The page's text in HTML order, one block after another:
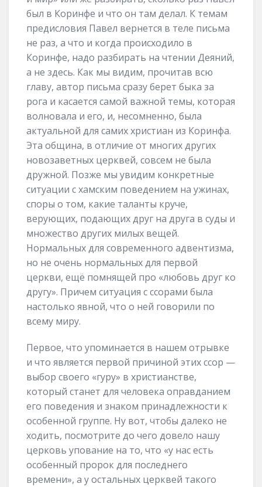
был в Коринфе и что он там делал. К темам
предисловия Павел вернется в теле письма
не раз, а что и когда происходило в
Коринфе, надо разбирать на чтении Деяний,
а не здесь. Как мы видим, прочитав всю
главу, автор письма сразу берет быка за
рога и касается самой важной темы, которая
волновала и его, и, несомненно, была
актуальной для самих христиан из Коринфа.
Эта община, в отличие от многих других
новозаветных церквей, совсем не была
дружной. Позже мы увидим конкретные
ситуации с хамским поведением на ужинах,
споры о том, какие таланты круче,
верующих, подающих друг на друга в суды и
множество других милых вещей.
Нормальных для современного адвентизма,
но не очень нормальных для первой
церкви, ещё помнящей про «любовь друг ко
другу». Причем ситуация с ссорами была
настолько явной, что о ней говорили по
всему миру.
Первое, что упоминается в нашем отрывке
и что является первой причиной этих ссор —
выбор своего «гуру» в христианстве,
который станет для человека оправданием
его поведения и знаком принадлежности к
особенной группе. Ну вот, чтобы далеко не
ходить, посмотрите до чего довело нашу
церковь упование на то, что «у нас есть
особенный пророк для последнего
времени», а у остальных церквей такого